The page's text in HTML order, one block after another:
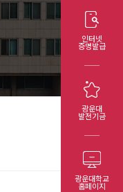
인터넷
증명발급
광운대
발전기금
광운대학교
홈페이지